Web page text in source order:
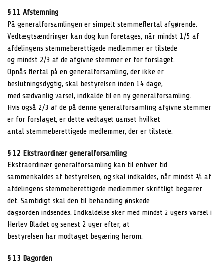
§ 11 Afstemning
På generalforsamlingen er simpelt stemmeflertal afgørende.
Vedtægtsændringer kan dog kun foretages, når mindst 1/5 af
afdelingens stemmeberettigede medlemmer er tilstede
og mindst 2/3 af de afgivne stemmer er for forslaget.
Opnås flertal på en generalforsamling, der ikke er
beslutningsdygtig, skal bestyrelsen inden 14 dage,
med sædvanlig varsel, indkalde til en ny generalforsamling.
Hvis også 2/3 af de på denne generalforsamling afgivne stemmer
er for forslaget, er dette vedtaget uanset hvilket
antal stemmeberettigede medlemmer, der er tilstede.
§ 12 Ekstraordinær generalforsamling
Ekstraordinær generalforsamling kan til enhver tid
sammenkaldes af bestyrelsen, og skal indkaldes, når mindst ¼ af
afdelingens stemmeberettigede medlemmer skriftligt begærer
det. Samtidigt skal den til behandling ønskede
dagsorden indsendes. Indkaldelse sker med mindst 2 ugers varsel i
Herlev Bladet og senest 2 uger efter, at
bestyrelsen har modtaget begæring herom.
§ 13 Dagorden